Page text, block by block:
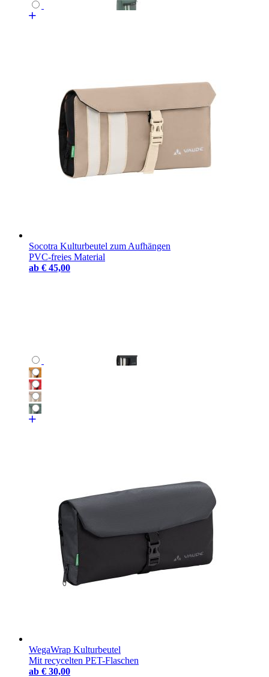
Socotra Kulturbeutel zum Aufhängen
PVC-freies Material
ab € 45,00
WegaWrap Kulturbeutel
Mit recycelten PET-Flaschen
ab € 30,00